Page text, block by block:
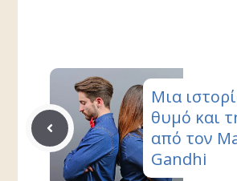
Μια
θυμό και
από τον
Gandhi